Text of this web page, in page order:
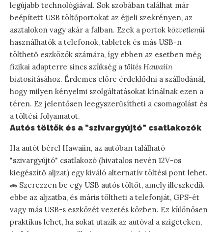
legújabb technológiával. Sok szobában találhat már
beépített USB töltőportokat az éjjeli szekrényen, az
asztalokon vagy akár a falban. Ezek a portok közvetlenül
használhatók a telefonok, tabletek és más USB-n
tölthető eszközök számára, így ebben az esetben még
fizikai adapterre sincs szükség a töltés Hawaiin
biztosításához. Érdemes előre érdeklődni a szállodánál,
hogy milyen kényelmi szolgáltatásokat kínálnak ezen a
téren. Ez jelentősen leegyszerűsítheti a csomagolást és
a töltési folyamatot.
Autós töltők és a "szivargyújtó" csatlakozók
Ha autót bérel Hawaiin, az autóban található
"szivargyújtó" csatlakozó (hivatalos nevén 12V-os
kiegészítő aljzat) egy kiváló alternatív töltési pont lehet.
🚗 Szerezzen be egy USB autós töltőt, amely illeszkedik
ebbe az aljzatba, és máris töltheti a telefonját, GPS-ét
vagy más USB-s eszközét vezetés közben. Ez különösen
praktikus lehet, ha sokat utazik az autóval a szigeteken,